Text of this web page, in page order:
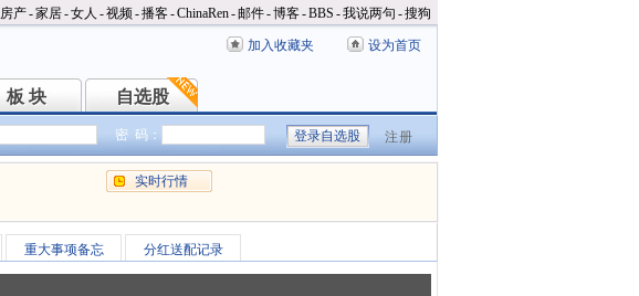
房产-家居-女人 -视频-播客-ChinaRen-邮件-博客-BBS -我说两句 -搜狗
加入收藏夹 设为首页
板 块
板 块 自选股
自选股
密 码： 注册
实时行情
重大事项备忘 分红送配记录